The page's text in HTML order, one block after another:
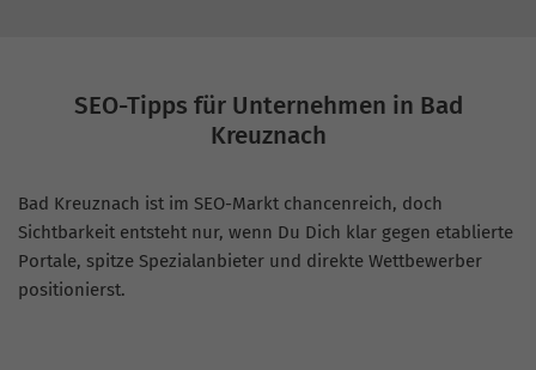
SEO-Tipps für Unternehmen in Bad
Kreuznach
Bad Kreuznach ist im SEO-Markt chancenreich, doch
Sichtbarkeit entsteht nur, wenn Du Dich klar gegen etablierte
Portale, spitze Spezialanbieter und direkte Wettbewerber
positionierst.